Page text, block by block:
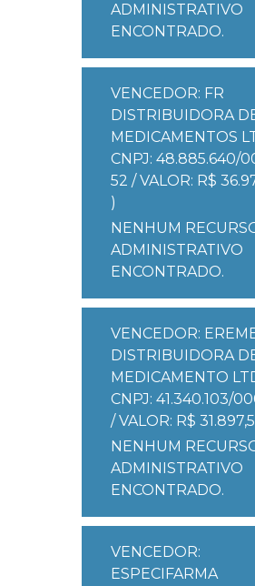
ADMINISTRATIVO
ENCONTRADO.
VENCEDOR: FR
DISTRIBUIDORA
MEDICAMENTOS
CNPJ: 48.885.640/
52 / VALOR: R$
)
NENHUM
ADMINISTRATIVO
ENCONTRADO.
VENCEDOR:
DISTRIBUIDORA
MEDICAMENTO
CNPJ: 41.340.103/
/ VALOR: R$
NENHUM
ADMINISTRATIVO
ENCONTRADO.
VENCEDOR:
ESPECIFARMA